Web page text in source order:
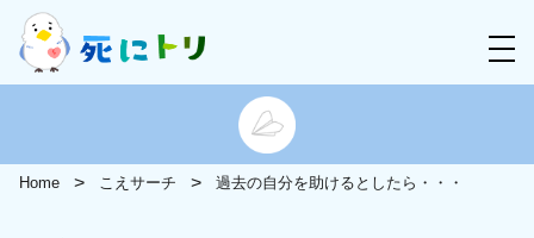
Home こえサーチ 過去の自分を助けるとしたら・・・